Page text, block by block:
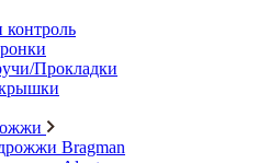
контроль
Прокладки
Bragman